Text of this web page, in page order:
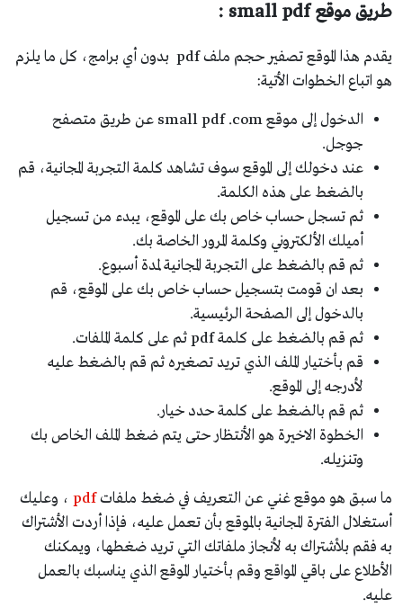
طريق موقع small pdf :
يقدم هذا الموقع تصفير حجم ملف pdf بدون أي برامج، كل ما يلزم
هو اتباع الخطوات الأتية:
الدخول إلى موقع small pdf .com عن طريق متصفح
جوجل.
عند دخولك إلى الموقع سوف تشاهد كلمة التجربة المجانية، قم
بالضغط على هذه الكلمة.
ثم تسجل حساب خاص بك على الموقع، يبدء من تسجيل
أميلك الألكتروني وكلمة المرور الخاصة بك.
ثم قم بالضغط على التجربة المجانية لمدة أسبوع.
بعد ان قومت بتسجيل حساب خاص بك على الموقع، قم
بالدخول إلى الصفحة الرئيسية.
ثم قم بالضغط على كلمة pdf ثم على كلمة الملفات.
قم بأختيار الملف الذي تريد تصغيره ثم قم بالضغط عليه
لأدرجه إلى الموقع.
ثم قم بالضغط على كلمة حدد خيار.
الخطوة الاخيرة هو الأنتظار حتى يتم ضغط الملف الخاص بك
وتنزيله.
ما سبق هو موقع غني عن التعريف في ضغط ملفاتpdf ، وعليك
أستغلال الفترة المجانية بالموقع بأن تعمل عليه، فإذا أردت الأشتراك
به فقم بلأشتراك به لأنجاز ملفاتك التي تريد ضغطها، ويمكنك
الأطلاع على باقي المواقع وقم بأختيار الموقع الذي يناسبك بالعمل
عليه.